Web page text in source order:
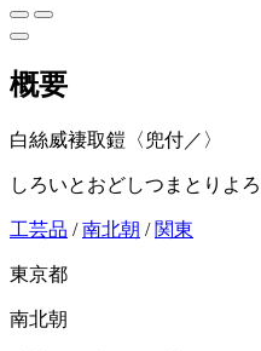
概要
白絲威褄取鎧〈兜付／〉
しろいとおどしつまとりよ
工芸品 /南北朝 / 関東
東京都
南北朝